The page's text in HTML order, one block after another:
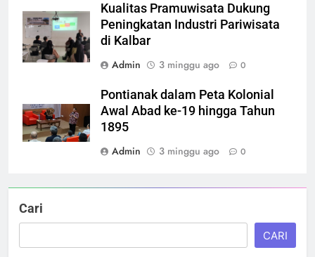
Kualitas Pramuwisata Dukung
Peningkatan Industri Pariwisata
di Kalbar
Admin
3 minggu ago 0
Pontianak dalam Peta Kolonial
Awal Abad ke-19 hingga Tahun
1895
Admin
3 minggu ago 0
Cari
CARI